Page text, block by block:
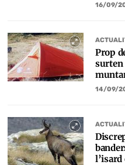
16/09/
Prop
surten
14/09/
l’isard